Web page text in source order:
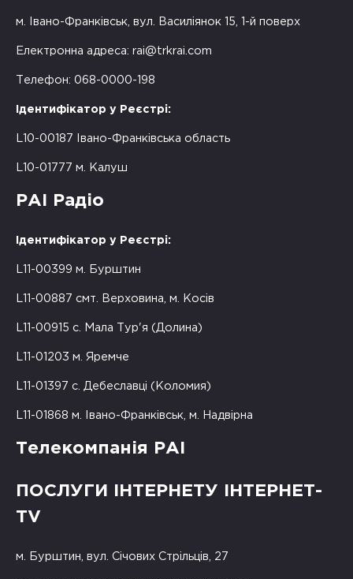
м. Івано-Франківськ, вул. Василіянок 15, 1-й поверх
Електронна адреса: rai@trkrai.com
Телефон: 068-0000-198
Ідентифікатор у Реєстрі:
L10-00187 Івано-Франківська область
L10-01777 м. Калуш
РАІ Радіо
Ідентифікатор у Реєстрі:
L11-00399 м. Бурштин
L11-00887 смт. Верховина, м. Косів
L11-00915 с. Мала Тур'я (Долина)
L11-01203 м. Яремче
L11-01397 с. Дебеславці (Коломия)
L11-01868 м. Івано-Франківськ, м. Надвірна
Телекомпанія РАІ
ПОСЛУГИ ІНТЕРНЕТУ ІНТЕРНЕТ-
TV
м. Бурштин, вул. Січових Стрільців, 27